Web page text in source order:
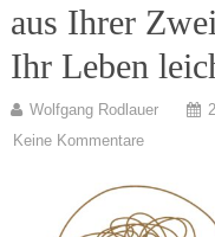
aus Ihrer
Ihr Leben
Wolfgang Rodlauer
Keine Kommentare